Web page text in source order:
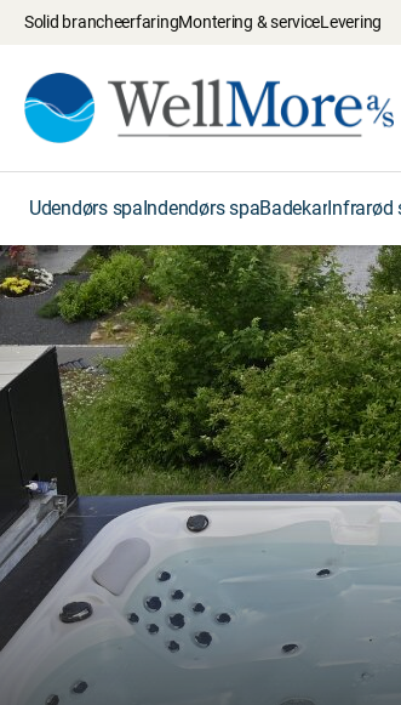
Solid brancheerfaringMontering & serviceLevering
Udendørs spaIndendørs spaBadekarInfrarød
Forside/Swimspa